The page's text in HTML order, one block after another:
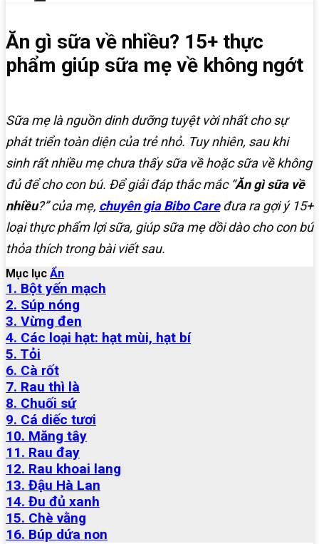
Ăn gì sữa về nhiều? 15+ thực
phẩm giúp sữa mẹ về không ngớt
Sữa mẹ là nguồn dinh dưỡng tuyệt vời nhất cho sự
phát triển toàn diện của trẻ nhỏ. Tuy nhiên, sau khi
sinh rất nhiều mẹ chưa thấy sữa về hoặc sữa về không
đủ để cho con bú. Để giải đáp thắc mắc “Ăn gì sữa về
nhiều?” của mẹ, chuyên gia Bibo Caređưa ra gợi ý 15+
loại thực phẩm lợi sữa, giúp sữa mẹ dồi dào cho con bú
thỏa thích trong bài viết sau.
Mục lục Ẩn
1. Bột yến mạch
2. Súp nóng
3. Vừng đen
4. Các loại hạt: hạt mùi, hạt bí
5. Tỏi
6. Cà rốt
7. Rau thì là
8. Chuối sứ
9. Cá diếc tươi
10. Măng tây
11. Rau đay
12. Rau khoai lang
13. Đậu Hà Lan
14. Đu đủ xanh
15. Chè vằng
16. Búp dứa non